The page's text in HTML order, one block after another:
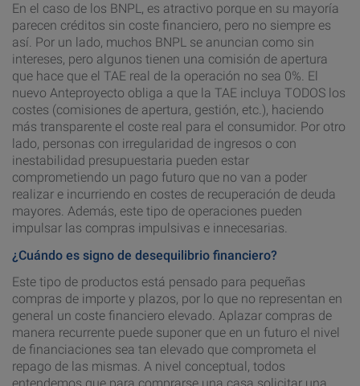
En el caso de los BNPL, es atractivo porque en su mayoría
parecen créditos sin coste financiero, pero no siempre es
así. Por un lado, muchos BNPL se anuncian como sin
intereses, pero algunos tienen una comisión de apertura
que hace que el TAE real de la operación no sea 0%. El
nuevo Anteproyecto obliga a que la TAE incluya TODOS los
costes (comisiones de apertura, gestión, etc.), haciendo
más transparente el coste real para el consumidor. Por otro
lado, personas con irregularidad de ingresos o con
inestabilidad presupuestaria pueden estar
comprometiendo un pago futuro que no van a poder
realizar e incurriendo en costes de recuperación de deuda
mayores. Además, este tipo de operaciones pueden
impulsar las compras impulsivas e innecesarias.
¿Cuándo es signo de desequilibrio financiero?
Este tipo de productos está pensado para pequeñas
compras de importe y plazos, por lo que no representan en
general un coste financiero elevado. Aplazar compras de
manera recurrente puede suponer que en un futuro el nivel
de financiaciones sea tan elevado que comprometa el
repago de las mismas. A nivel conceptual, todos